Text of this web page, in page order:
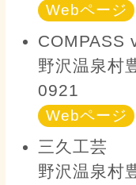
Webページ
COMPASS
野沢温泉村
0921
Webページ
三久工芸
野沢温泉村